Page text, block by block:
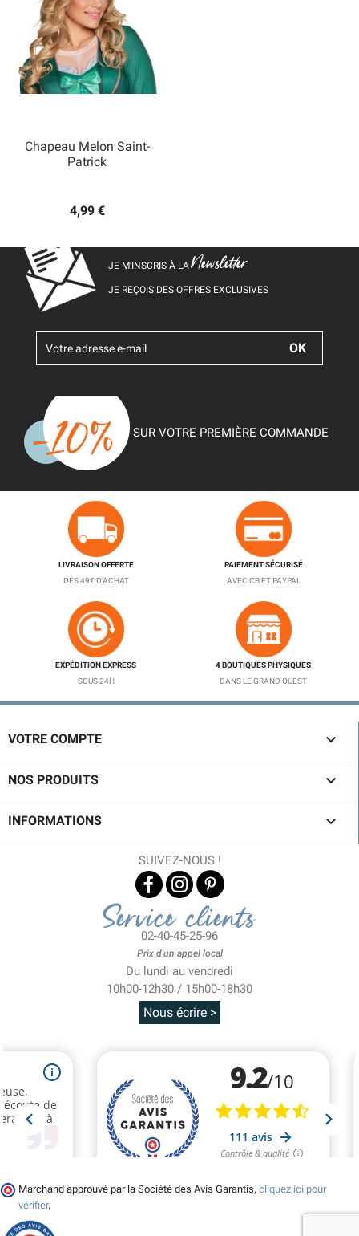
Chapeau Melon Saint-
Patrick
4,99 €
JE M’INSCRIS À LANewsletter
JE REÇOIS DES OFFRES EXCLUSIVES
SUR VOTRE PREMIÈRE COMMANDE
LIVRAISON OFFERTE
DÈS 49€ D'ACHAT
PAIEMENT SÉCURISÉ
AVEC CB ET PAYPAL
EXPÉDITION EXPRESS
SOUS 24H
4 BOUTIQUES PHYSIQUES
DANS LE GRAND OUEST
VOTRE COMPTE 
NOS PRODUITS 
INFORMATIONS 
SUIVEZ-NOUS !
Service clients
02-40-45-25-96
Prix d'un appel local
Du lundi au vendredi
10h00-12h30 / 15h00-18h30
Nous écrire >
Marchand approuvé par la Société des Avis Garantis, cliquez ici pour
vérifier.